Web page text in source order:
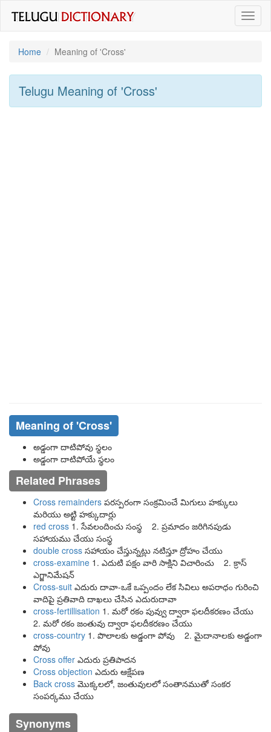
Home
Meaning of 'cross'
Telugu Meaning of 'cross'
Meaning of 'cross'
అడ్డంగా దాటిపోవు స్థలం
అడ్డంగా దాటిపోయే స్థలం
Related Phrases
Cross remainders పరస్పరంగా సంక్రమించే మిగులు హక్కులు
మరియు అట్టి హక్కుదార్లు
red cross 1. సేవలందించు సంస్థ 2. ప్రమాదం జరిగినపుడు
సహాయము చేయు సంస్థ
double cross సహాయం చేస్తున్నట్లు నటిస్తూ ద్రోహం చేయు
cross-examine 1. ఎదుటి పక్షం వారి సాక్షిని విచారించు 2. క్రాస్
ఎగ్జానిమేషన్
Cross-suit ఎదురు దావా-ఒకే ఒప్పందం లేక సివిలు అపరాధం గురించి
వాదిపై ప్రతివాది దాఖలు చేసిన ఎదురుదావా
cross-fertillisation 1. మరో రకం పువ్వు ద్వారా ఫలదీకరణం చేయు
2. మరో రకం జంతువు ద్వారా ఫలదీకరణం చేయు
cross-country 1. పొలాలకు అడ్డంగా పోవు 2. మైదానాలకు అడ్డంగా
పోవు
Cross offer ఎదురు ప్రతిపాదన
Cross objection ఎదురు ఆక్షేపణ
Back cross మొక్కలలో, జంతువులలో సంతానముతో సంకర
సంపర్కము చేయు
Synonyms